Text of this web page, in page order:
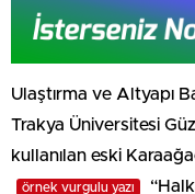
Ulaştırma ve Altyapı
Trakya Üniversitesi
kullanılan eski
örnek vurgulu yazı